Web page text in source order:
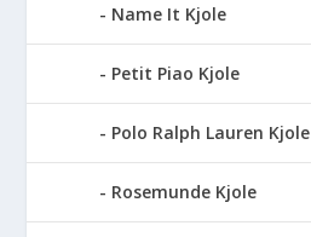
Name It Kjole
Petit Piao Kjole
Polo Ralph Lauren Kjole
Rosemunde Kjole